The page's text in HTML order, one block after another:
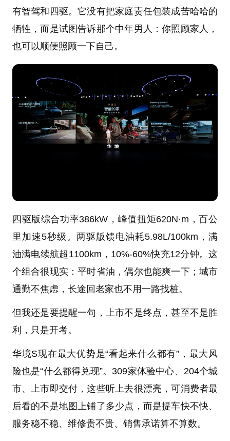
有智驾和四驱。它没有把家庭责任包装成苦哈哈的
牺牲，而是试图告诉那个中年男人：你照顾家人，
也可以顺便照顾一下自己。
四驱版综合功率386kW，峰值扭矩620N·m，百公
里加速5秒级。两驱版馈电油耗5.98L/100km，满
油满电续航超1100km，10%-60%快充12分钟。这
个组合很现实：平时省油，偶尔也能爽一下；城市
通勤不焦虑，长途回老家也不用一路找桩。
但我还是要提醒一句，上市不是终点，甚至不是胜
利，只是开考。
华境S现在最大优势是“看起来什么都有”，最大风
险也是“什么都得兑现”。309家体验中心、204个城
市、上市即交付，这些听上去很漂亮，可消费者最
后看的不是地图上铺了多少点，而是提车快不快、
服务稳不稳、维修贵不贵、销售承诺算不算数。